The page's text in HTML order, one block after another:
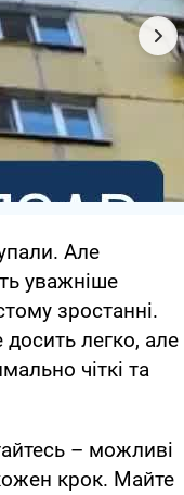
Але
уважніше
зростанні.
легко, але
чіткі та
– можливі
крок. Майте